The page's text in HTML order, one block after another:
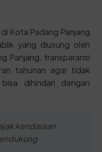
Kota Padang Panjang
yang diusung oleh
Panjang, transparansi
tahunan agar tidak
dihindari dengan
kendaraan